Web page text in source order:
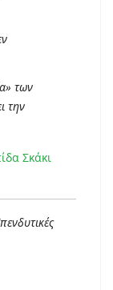
των
την
Σκάκι